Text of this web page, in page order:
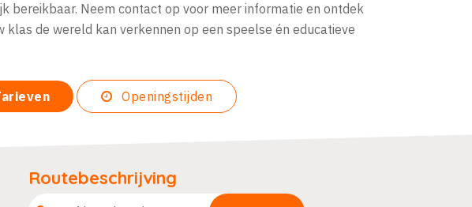
bereikbaar. Neem contact op voor meer informatie en ontdek
klas de wereld kan verkennen op een speelse én educatieve
Openingstijden
Routebeschrijving